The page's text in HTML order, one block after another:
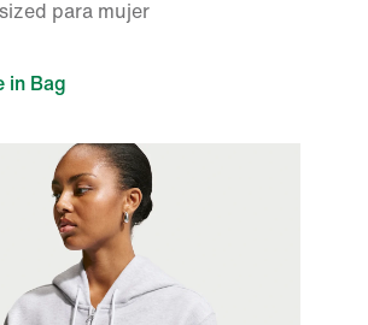
para mujer
in Bag